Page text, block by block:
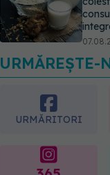
este
URMĂREȘTE-
URMĂRITORI